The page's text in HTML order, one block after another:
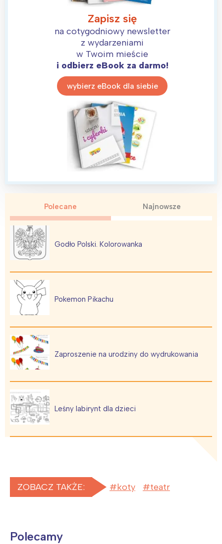
Zapisz się
na cotygodniowy newsletter
z wydarzeniami
w Twoim mieście
i odbierz eBook za darmo!
wybierz eBook dla siebie
Polecane Najnowsze
Godło Polski. Kolorowanka
Pokemon Pikachu
Zaproszenie na urodziny do wydrukowania
Leśny labirynt dla dzieci
ZOBACZ TAKŻE: koty teatr
Polecamy
Poznań
Kraków
Południe
Północ
Wszystkie
Wybieram